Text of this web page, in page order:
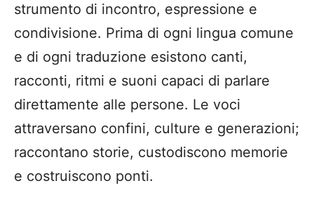
strumento di incontro, espressione e
condivisione. Prima di ogni lingua comune
e di ogni traduzione esistono canti,
racconti, ritmi e suoni capaci di parlare
direttamente alle persone. Le voci
attraversano confini, culture e generazioni;
raccontano storie, custodiscono memorie
e costruiscono ponti.